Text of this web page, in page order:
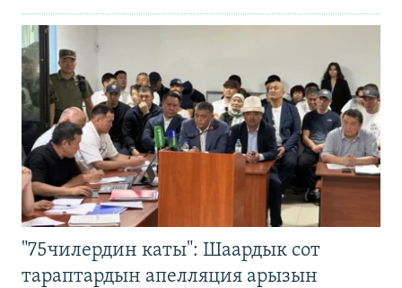
"75чилердин каты": Шаардык сот
тараптардын апелляция арызын